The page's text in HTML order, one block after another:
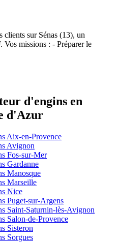
clients sur Sénas (13), un
Vos missions : - Préparer le
d'engins en
d'Azur
Aix-en-Provence
Avignon
Fos-sur-Mer
Gardanne
Manosque
Marseille
Nice
Puget-sur-Argens
Saint-Saturnin-lès-Avignon
Salon-de-Provence
Sisteron
Sorgues